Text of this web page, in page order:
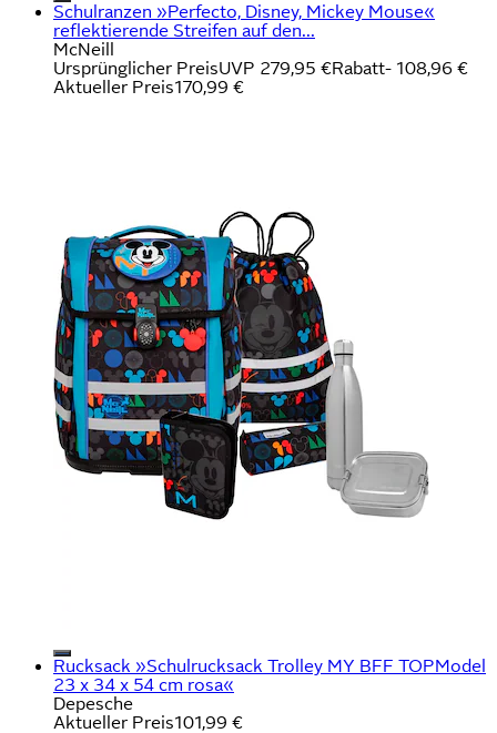
Schulranzen »Perfecto, Disney, Mickey Mouse«
reflektierende Streifen auf den...
McNeill
Ursprünglicher PreisUVP 279,95 €Rabatt- 108,96 €
Aktueller Preis170,99 €
Rucksack »Schulrucksack Trolley MY BFF TOPModel
23 x 34 x 54 cm rosa«
Depesche
Aktueller Preis101,99 €